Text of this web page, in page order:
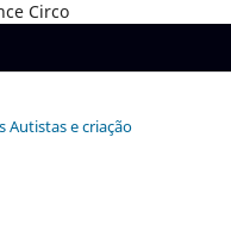
Circo
Autistas e criação